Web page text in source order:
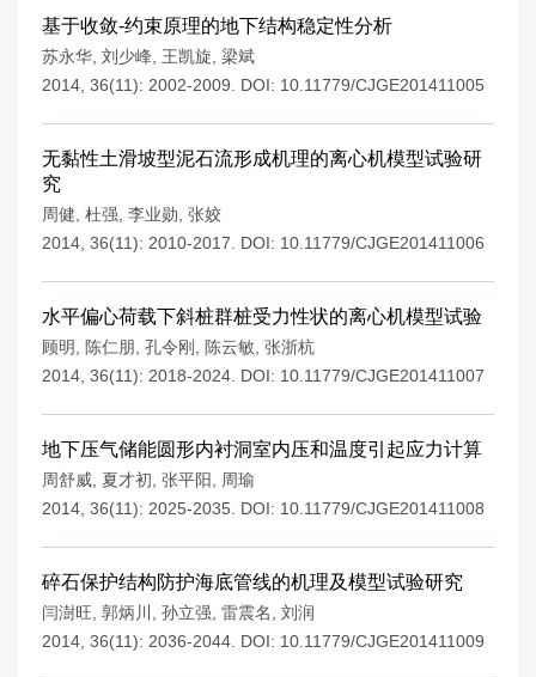
基于收敛-约束原理的地下结构稳定性分析
苏永华 刘少峰 王凯旋 梁斌
2014, 36(11): 2002-2009.
DOI: 10.11779/CJGE201411005
无黏性土滑坡型泥石流形成机理的离心机模型试验研
究
周健 杜强 李业勋 张姣
2014, 36(11): 2010-2017.
DOI: 10.11779/CJGE201411006
水平偏心荷载下斜桩群桩受力性状的离心机模型试验
顾明 陈仁朋 孔令刚 陈云敏 张浙杭
2014, 36(11): 2018-2024. DOI: 10.11779/CJGE201411007
地下压气储能圆形内衬洞室内压和温度引起应力计算
周舒威 夏才初 张平阳
周瑜
2014, 36(11): 2025-2035.
DOI: 10.11779/CJGE201411008
碎石保护结构防护海底管线的机理及模型试验研究
闫澍旺 郭炳川 孙立强 雷震名
刘润
2014, 36(11): 2036-2044. DOI: 10.11779/CJGE201411009